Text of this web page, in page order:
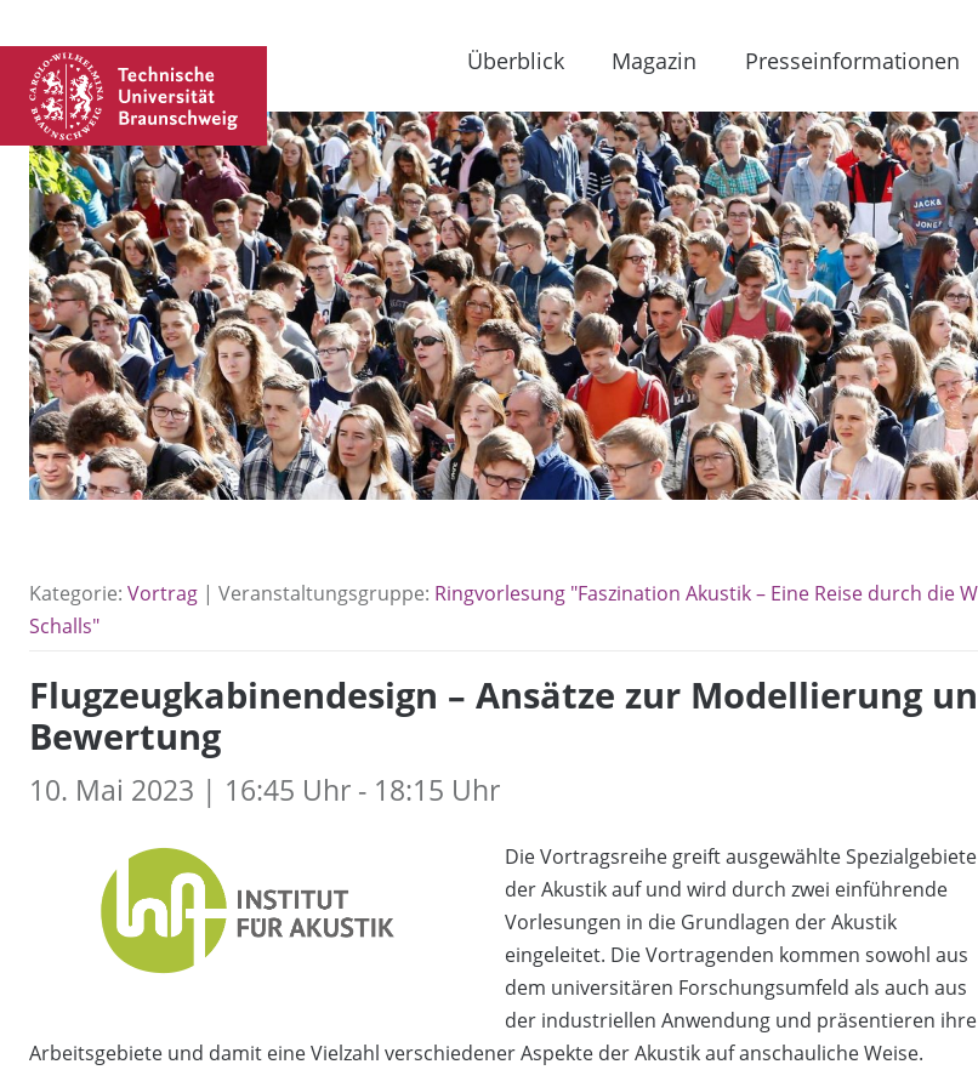
Überblick Magazin Presseinformationen
Kategorie: Vortrag | Veranstaltungsgruppe: Ringvorlesung "Faszination Akustik – Eine Reise durch die
Schalls"
Flugzeugkabinendesign – Ansätze zur Modellierung
Bewertung
10. Mai 2023 | 16:45 Uhr - 18:15 Uhr
Die Vortragsreihe greift ausgewählte Spezialgebiete
der Akustik auf und wird durch zwei einführende
Vorlesungen in die Grundlagen der Akustik
eingeleitet. Die Vortragenden kommen sowohl aus
dem universitären Forschungsumfeld als auch aus
der industriellen Anwendung und präsentieren ihre
Arbeitsgebiete und damit eine Vielzahl verschiedener Aspekte der Akustik auf anschauliche Weise.